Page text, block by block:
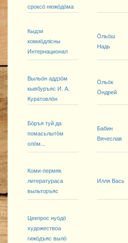
сроксӧ нюжӧдӧма
Кыдзи
комиӧдлісны
Интернационал
Ӧльӧш
Надь
Выльӧн аддзӧм
кывбуръяс И. А.
Куратовлӧн
Ӧльӧк
Ӧндрей
Бӧръя туй да
помасьлытӧм
олӧм...
Бабин
Вячеслав
Коми-пермяк
литератураса
выльторъяс
Илля Вась
Цекпрос нуӧдӧ
художествоа
гижӧдъяс вылӧ